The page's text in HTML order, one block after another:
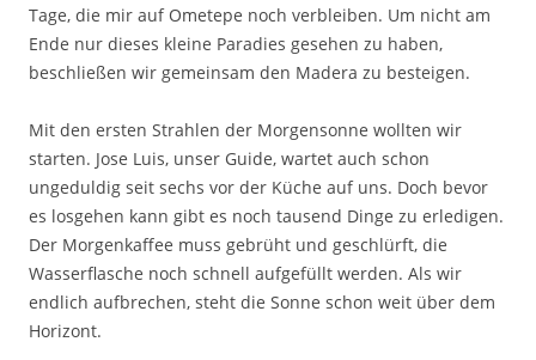
Tage, die mir auf Ometepe noch verbleiben. Um nicht am
Ende nur dieses kleine Paradies gesehen zu haben,
beschließen wir gemeinsam den Madera zu besteigen.
Mit den ersten Strahlen der Morgensonne wollten wir
starten. Jose Luis, unser Guide, wartet auch schon
ungeduldig seit sechs vor der Küche auf uns. Doch bevor
es losgehen kann gibt es noch tausend Dinge zu erledigen.
Der Morgenkaffee muss gebrüht und geschlürft, die
Wasserflasche noch schnell aufgefüllt werden. Als wir
endlich aufbrechen, steht die Sonne schon weit über dem
Horizont.